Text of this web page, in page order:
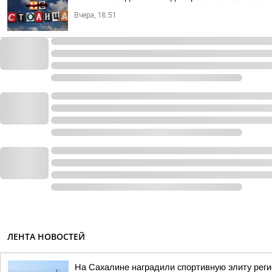
Вчера, 18:51
ЛЕНТА НОВОСТЕЙ
На Сахалине наградили спортивную элиту